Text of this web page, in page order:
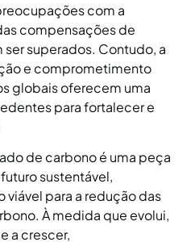
com a
compensações de
superados. Contudo, a
e comprometimento
globais oferecem uma
para fortalecer e
de carbono é uma peça
sustentável,
para a redução das
À medida que evolui,
a crescer,